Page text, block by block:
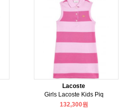
Lacoste
Girls Lacoste Kids Piq
132,300원